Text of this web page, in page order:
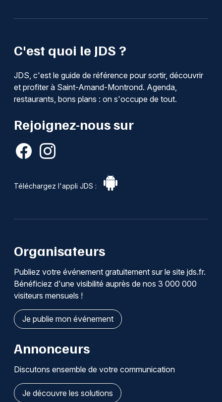
C'est quoi le JDS ?
JDS, c'est le guide de référence pour sortir, découvrir
et profiter à Saint-Amand-Montrond. Agenda,
restaurants, bons plans : on s'occupe de tout.
Rejoignez-nous sur
Téléchargez l'appli JDS :
Organisateurs
Publiez votre événement gratuitement sur le site jds.fr.
Bénéficiez d'une visibilité auprès de nos 3 000 000
visiteurs mensuels !
Je publie mon événement
Annonceurs
Discutons ensemble de votre communication
Je découvre les solutions